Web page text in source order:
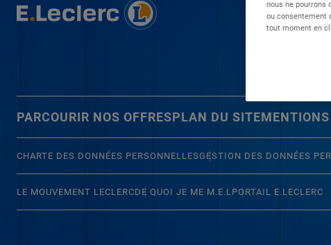
PARCOURIR NOS OFFRESPLAN DU SITE
CHARTE DES DONNÉES PERSONNELLESGESTION DES DONNÉES
LE MOUVEMENT LECLERCDE QUOI JE ME M.E.LPORTAIL E.LECLERC
nous ne pourrons
ou consentement
tout moment en